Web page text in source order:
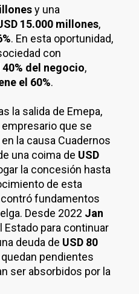
y una
15.000 millones,
. En esta oportunidad,
con
40% del negocio,
el 60%.
la salida de Emepa,
empresario que se
la causa Cuadernos
una coima de USD
la concesión hasta
de esta
fundamentos
Desde 2022 Jan
para continuar
deuda de USD 80
pendientes
ser absorbidos por la